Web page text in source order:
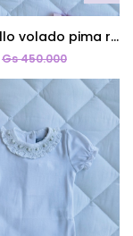
body cuello volado pima rosa
Gs 450.000